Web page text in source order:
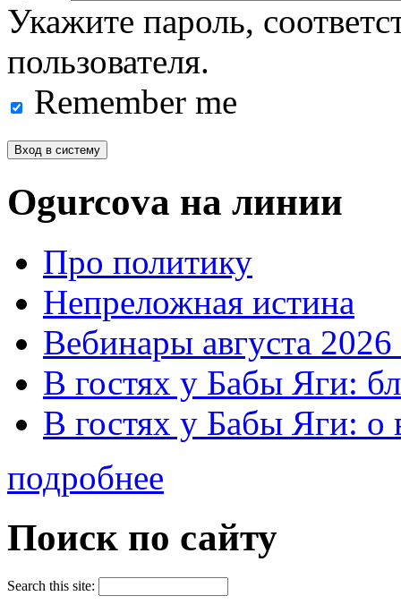
Укажите пароль,
пользователя.
Remember me
Ogurcova на линии
Про политику
Непреложная истина
Вебинары августа 2026
В гостях у Бабы Яги:
В гостях у Бабы Яги:
подробнее
Поиск по сайту
Search this site: